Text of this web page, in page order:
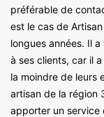
préférable de
est le cas de
longues années. Il
à ses clients, car il
la moindre de leurs
artisan de la région
apporter un